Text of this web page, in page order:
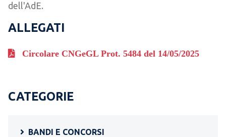
dell'AdE.
ALLEGATI
Circolare CNGeGL Prot. 5484 del 14/05/2025
CATEGORIE
BANDI E CONCORSI